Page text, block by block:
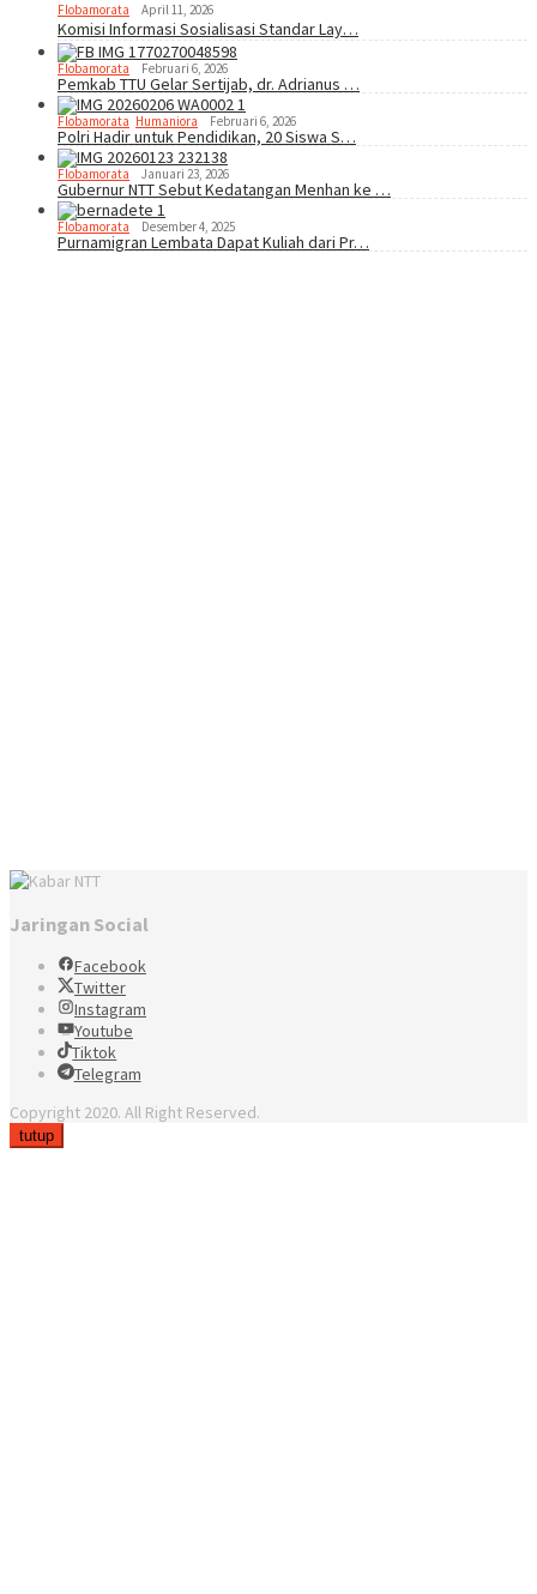
Flobamorata April 11, 2026
Komisi Informasi Sosialisasi Standar Lay…
Flobamorata Februari 6, 2026
Pemkab TTU Gelar Sertijab, dr. Adrianus …
Flobamorata Humaniora Februari 6, 2026
Polri Hadir untuk Pendidikan, 20 Siswa S…
Flobamorata Januari 23, 2026
Gubernur NTT Sebut Kedatangan Menhan ke …
Flobamorata Desember 4, 2025
Purnamigran Lembata Dapat Kuliah dari Pr…
Jaringan Social
Facebook
Twitter
Instagram
Youtube
Tiktok
Telegram
Copyright 2020. All Right Reserved.
tutup